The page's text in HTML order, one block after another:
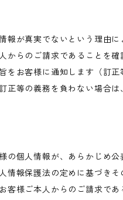
報が真実でないという理由
からのご請求であることを
をお客様に通知します（訂
正等の義務を負わない場合は
の個人情報が、あらかじめ
情報保護法の定めに基づき
客様ご本人からのご請求で